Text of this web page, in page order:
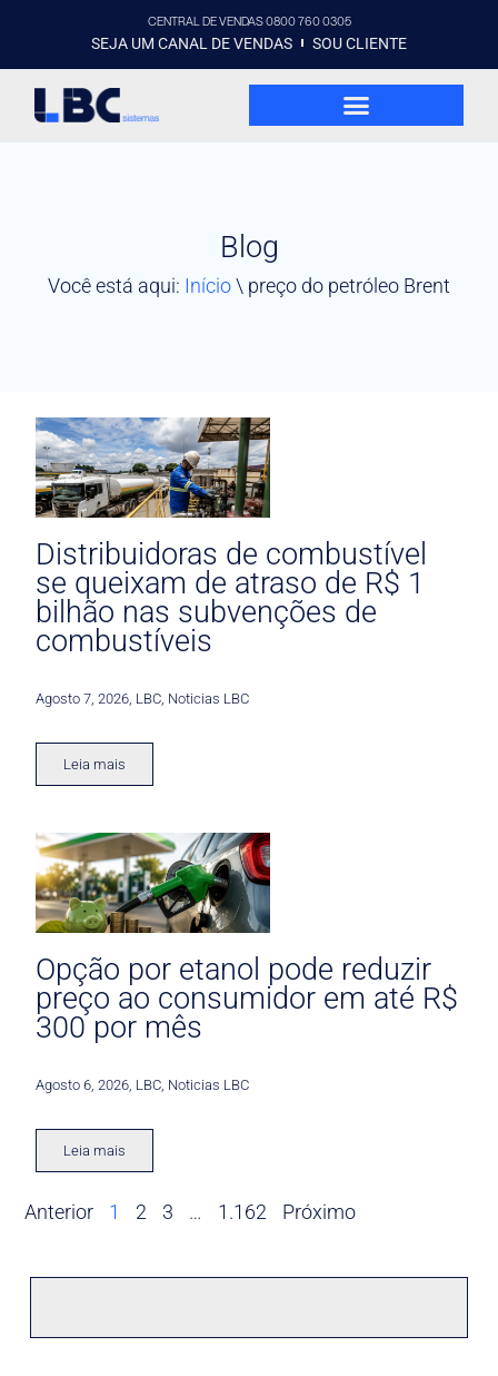
CENTRAL DE VENDAS 0800 760 0305
SEJA UM CANAL DE VENDAS SOU CLIENTE
Blog
Você está aqui: Início\ preço do petróleo Brent
Distribuidoras de combustível
se queixam de atraso de R$ 1
bilhão nas subvenções de
combustíveis
Agosto 7, 2026 LBC Noticias LBC
Leia mais
Opção por etanol pode reduzir
preço ao consumidor em até R$
300 por mês
Agosto 6, 2026 LBC Noticias LBC
Leia mais
Anterior 1 2 3 … 1.162 Próximo